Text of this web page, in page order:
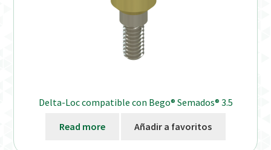
Delta-Loc compatible con Bego® Semados® 3.5
Read more Añadir a favoritos